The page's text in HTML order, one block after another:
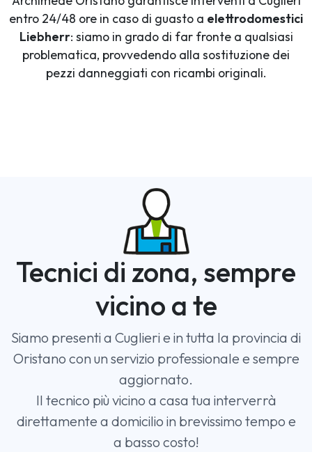
entro 24/48 ore in caso di guasto a elettrodomestici
Liebherr: siamo in grado di far fronte a qualsiasi
problematica, provvedendo alla sostituzione dei
pezzi danneggiati con ricambi originali.
Tecnici di zona, sempre
vicino a te
Siamo presenti a Cuglieri e in tutta la provincia di
Oristano con un servizio professionale e sempre
aggiornato.
Il tecnico più vicino a casa tua interverrà
direttamente a domicilio in brevissimo tempo e
a basso costo!